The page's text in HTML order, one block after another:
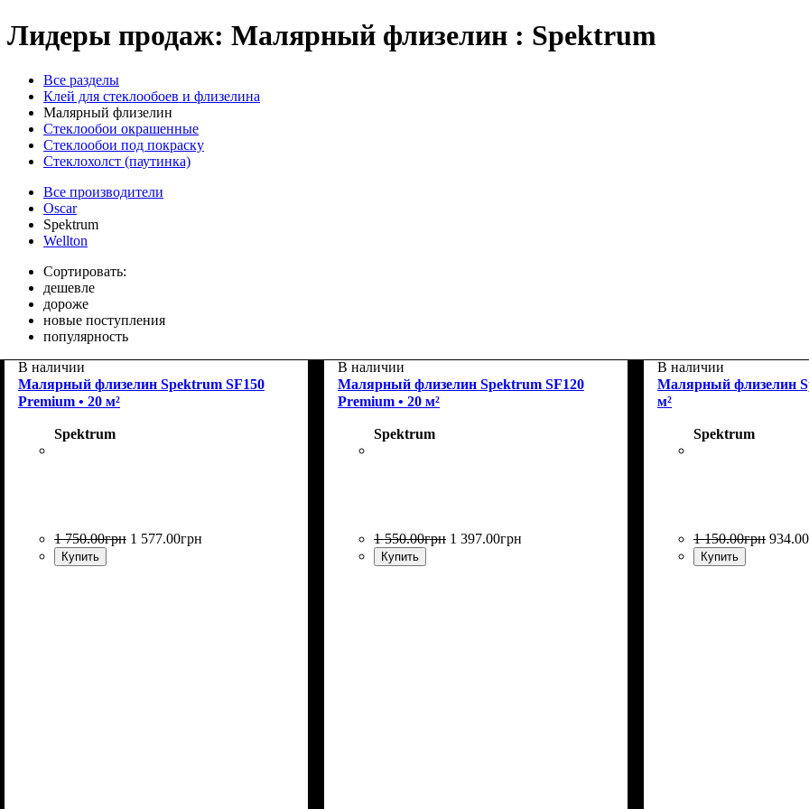
Лидеры продаж: Малярный флизелин : Spektrum
Все разделы
Клей для стеклообоев и флизелина
Малярный флизелин
Стеклообои окрашенные
Стеклообои под покраску
Стеклохолст (паутинка)
Все производители
Oscar
Spektrum
Wellton
Сортировать:
дешевле
дороже
новые поступления
популярность
В наличии
Малярный флизелин Spektrum SF150
Premium • 20 м²
Spektrum
1 750.00грн 1 577.00грн
Купить
В наличии
Малярный флизелин Spektrum SF120
Premium • 20 м²
Spektrum
1 550.00грн 1 397.00грн
Купить
В наличии
Малярный флизелин
м²
Spektrum
1 150.00грн 934.00
Купить